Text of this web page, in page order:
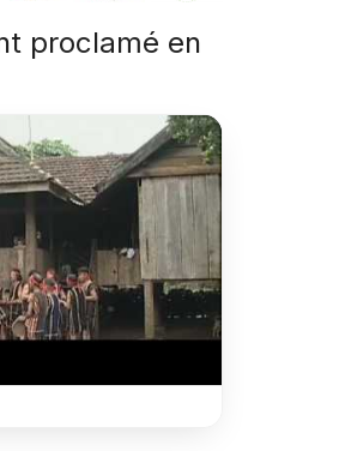
proclamé en